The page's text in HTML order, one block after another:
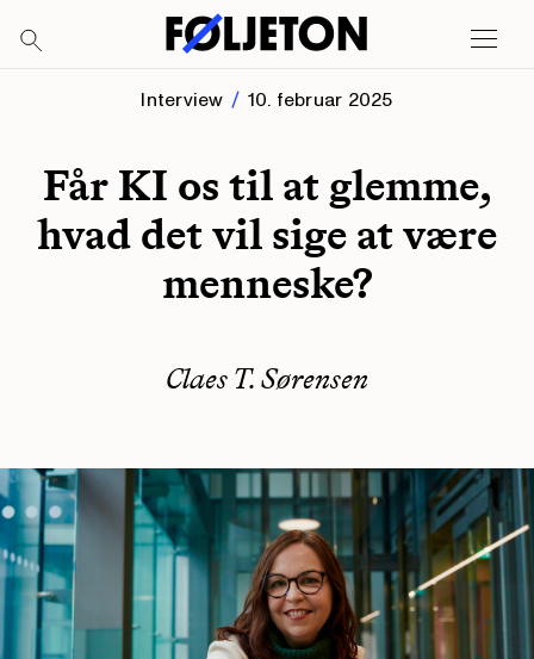
Interview 10. februar 2025
Får KI os til at glemme,
hvad det vil sige at være
menneske?
Claes T. Sørensen